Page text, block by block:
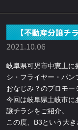
【不動産分譲チ
2021.10.06
岐阜県可児市中恵土に
シ・フライヤー・パ
おなじみ？のプロモー
今回は岐阜県土岐市に
譲チラシをご紹介。
この度、B3という大